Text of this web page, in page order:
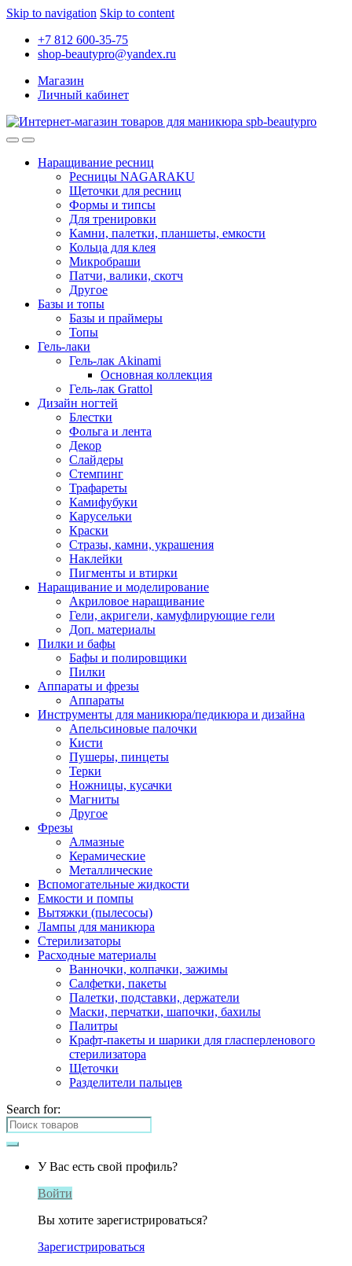
Skip to navigation Skip to content
+7 812 600-35-75
shop-beautypro@yandex.ru
Магазин
Личный кабинет
Наращивание ресниц
Ресницы NAGARAKU
Щеточки для ресниц
Формы и типсы
Для тренировки
Камни, палетки, планшеты, емкости
Кольца для клея
Микробраши
Патчи, валики, скотч
Другое
Базы и топы
Базы и праймеры
Топы
Гель-лаки
Гель-лак Akinami
Основная коллекция
Гель-лак Grattol
Дизайн ногтей
Блестки
Фольга и лента
Декор
Слайдеры
Стемпинг
Трафареты
Камифубуки
Карусельки
Краски
Стразы, камни, украшения
Наклейки
Пигменты и втирки
Наращивание и моделирование
Акриловое наращивание
Гели, акригели, камуфлирующие гели
Доп. материалы
Пилки и бафы
Бафы и полировщики
Пилки
Аппараты и фрезы
Аппараты
Инструменты для маникюра/педикюра и дизайна
Апельсиновые палочки
Кисти
Пушеры, пинцеты
Терки
Ножницы, кусачки
Магниты
Другое
Фрезы
Алмазные
Керамические
Металлические
Вспомогательные жидкости
Емкости и помпы
Вытяжки (пылесосы)
Лампы для маникюра
Стерилизаторы
Расходные материалы
Ванночки, колпачки, зажимы
Салфетки, пакеты
Палетки, подставки, держатели
Маски, перчатки, шапочки, бахилы
Палитры
Крафт-пакеты и шарики для гласперленового
стерилизатора
Щеточки
Разделители пальцев
Search for:
У Вас есть свой профиль?
Войти
Вы хотите зарегистрироваться?
Зарегистрироваться